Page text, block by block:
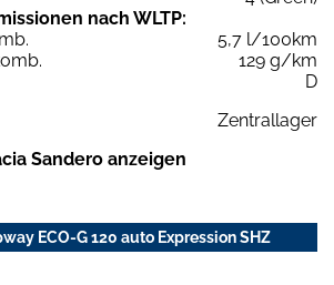
nach WLTP:
5,7 l/100km
129 g/km
D
Zentrallager
Sandero anzeigen
ECO-G 120 auto Expression SHZ